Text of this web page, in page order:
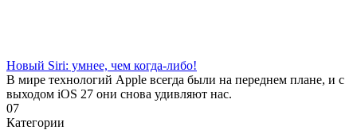
Новый Siri: умнее, чем когда-либо!
В мире технологий Apple всегда были на переднем плане, и с
выходом iOS 27 они снова удивляют нас.
07
Категории